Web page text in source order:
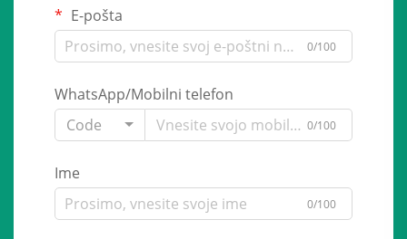
E-pošta
0/100
WhatsApp/Mobilni telefon
Code
0/100
Ime
0/100